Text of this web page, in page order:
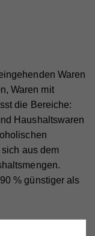
Waren
Waren mit
die Bereiche:
Haushaltswaren
aus dem
% günstiger als